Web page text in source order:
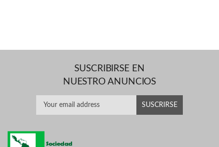
SUSCRIBIRSE EN
NUESTRO ANUNCIOS